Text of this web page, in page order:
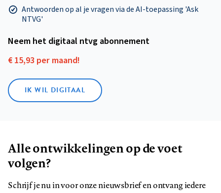
Antwoorden op al je vragen via de AI-toepassing 'Ask
NTVG'
Neem het digitaal ntvg abonnement
€ 15,93 per maand!
IK WIL DIGITAAL
Alle ontwikkelingen op de voet
volgen?
Schrijf je nu in voor onze nieuwsbrief en ontvang iedere